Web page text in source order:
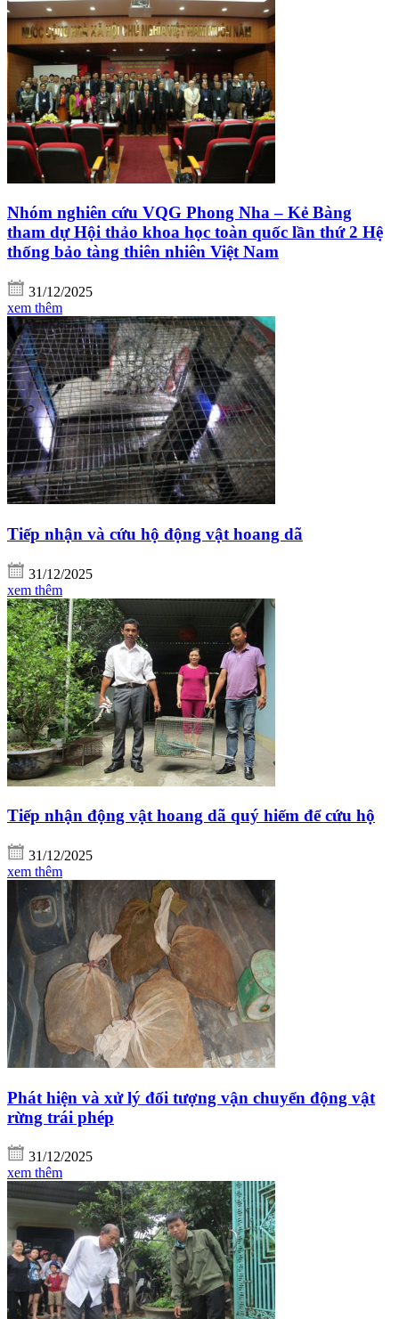
Nhóm nghiên cứu VQG Phong Nha – Kẻ Bàng
tham dự Hội thảo khoa học toàn quốc lần thứ 2 Hệ
thống bảo tàng thiên nhiên Việt Nam
31/12/2025
xem thêm
Tiếp nhận và cứu hộ động vật hoang dã
31/12/2025
xem thêm
Tiếp nhận động vật hoang dã quý hiếm để cứu hộ
31/12/2025
xem thêm
Phát hiện và xử lý đối tượng vận chuyển động vật
rừng trái phép
31/12/2025
xem thêm